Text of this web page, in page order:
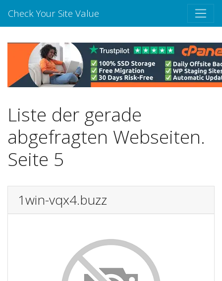
Check Your Site Value
Liste der gerade
abgefragten Webseiten.
Seite 5
1win-vqx4.buzz